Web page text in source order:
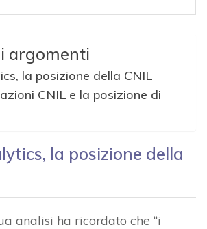
argomenti
la posizione della CNIL
CNIL e la posizione di
la posizione della
analisi ha ricordato che “i